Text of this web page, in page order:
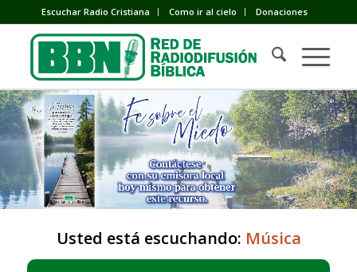
Escuchar Radio Cristiana Como ir al cielo Donaciones
Usted está escuchando: Música